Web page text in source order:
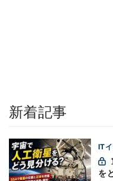
新着記事
IT
を